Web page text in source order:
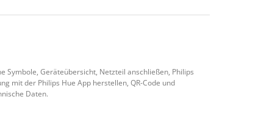
Symbole, Geräteübersicht, Netzteil anschließen, Philips
mit der Philips Hue App herstellen, QR-Code und
Daten.